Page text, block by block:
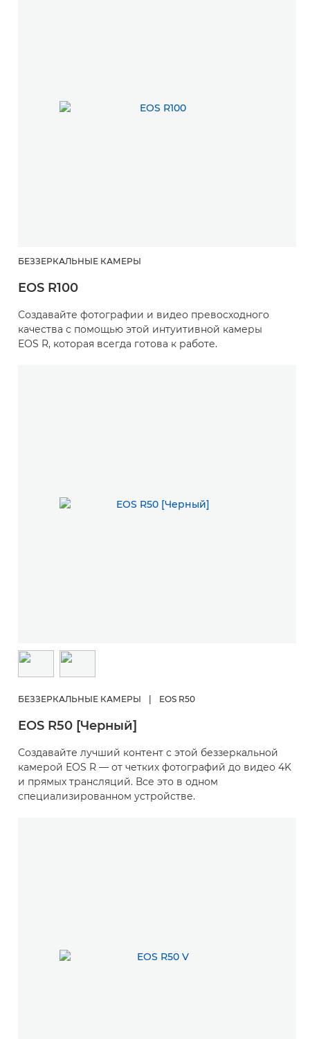
БЕЗЗЕРКАЛЬНЫЕ КАМЕРЫ
EOS R100
Создавайте фотографии и видео превосходного
качества с помощью этой интуитивной камеры
EOS R, которая всегда готова к работе.
БЕЗЗЕРКАЛЬНЫЕ КАМЕРЫ | EOS R50
EOS R50 [Черный]
Создавайте лучший контент с этой беззеркальной
камерой EOS R — от четких фотографий до видео 4K
и прямых трансляций. Все это в одном
специализированном устройстве.